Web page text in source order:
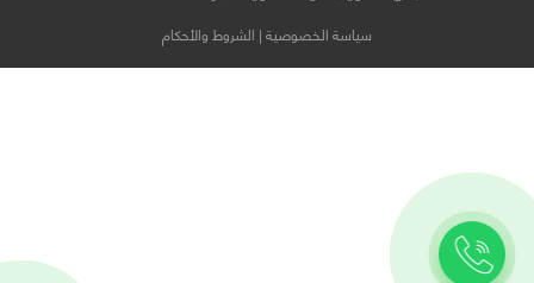
سياسة الخصوصية|الشروط والأحكام